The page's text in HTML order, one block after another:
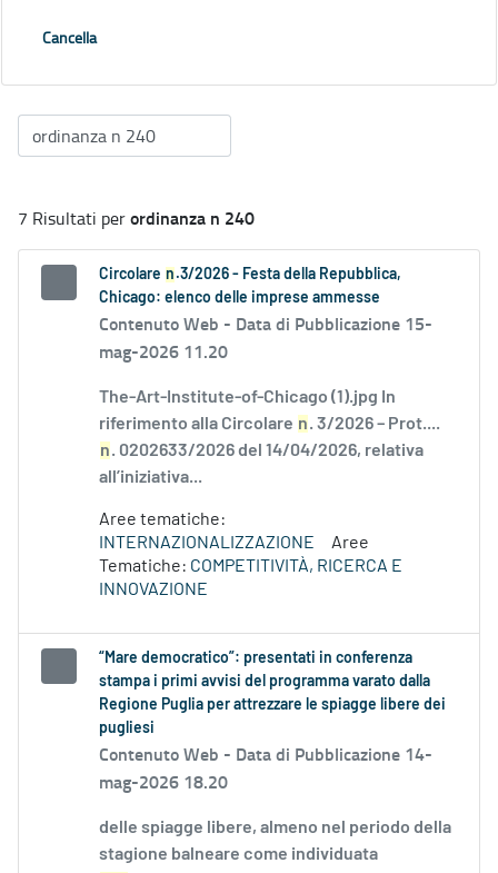
Cancella
7 Risultati perordinanza n 240
Circolare n .3/2026 - Festa della Repubblica,
Chicago: elenco delle imprese ammesse
Contenuto Web - Data di Pubblicazione 15-
mag-2026 11.20
The-Art-Institute-of-Chicago (1).jpg In
riferimento alla Circolare n. 3/2026 – Prot....
n. 0202633/2026 del 14/04/2026, relativa
all’iniziativa...
Aree tematiche:
INTERNAZIONALIZZAZIONE
Aree
Tematiche: COMPETITIVITÀ, RICERCA E
INNOVAZIONE
“Mare democratico”: presentati in conferenza
stampa i primi avvisi del programma varato dalla
Regione Puglia per attrezzare le spiagge libere dei
pugliesi
Contenuto Web - Data di Pubblicazione 14-
mag-2026 18.20
delle spiagge libere, almeno nel periodo della
stagione balneare come individuata